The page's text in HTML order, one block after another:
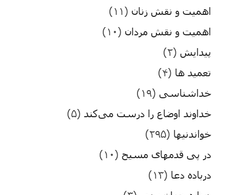
اهمیت و نقش زنان (۱۱)
اهمیت و نقش مردان (۱۰)
پیدایش (۲)
تعمید ها (۴)
خداشناسی (۱۹)
خداوند اوضاع را درست می‌کند (۵)
خواندنیها (۲۹۵)
در پی قدمهای مسیح (۱۰)
درباده دعا (۱۳)